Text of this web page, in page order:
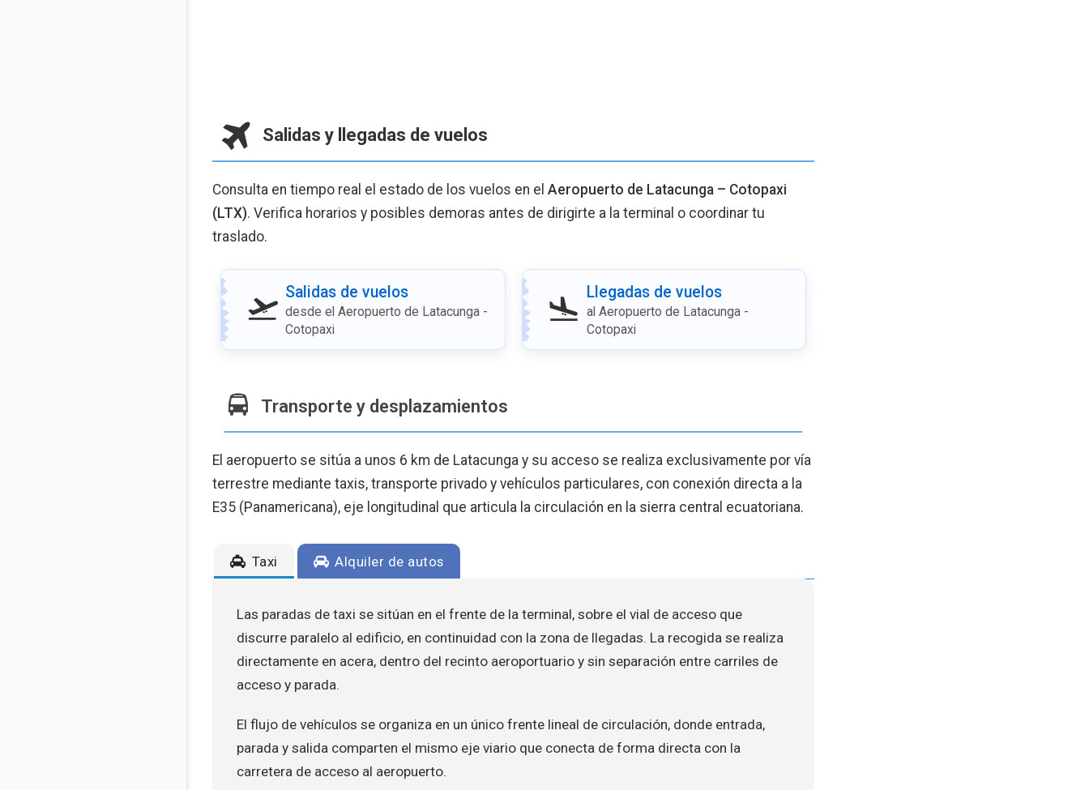
Salidas y llegadas de vuelos
Consulta en tiempo real el estado de los vuelos en el Aeropuerto de Latacunga – Cotopaxi
(LTX). Verifica horarios y posibles demoras antes de dirigirte a la terminal o coordinar tu
traslado.
Salidas de vuelos
desde el Aeropuerto de Latacunga -
Cotopaxi
Llegadas de vuelos
al Aeropuerto de Latacunga -
Cotopaxi
Transporte y desplazamientos
El aeropuerto se sitúa a unos 6 km de Latacunga y su acceso se realiza exclusivamente por vía
terrestre mediante taxis, transporte privado y vehículos particulares, con conexión directa a la
E35 (Panamericana), eje longitudinal que articula la circulación en la sierra central ecuatoriana.
Taxi Alquiler de autos
Las paradas de taxi se sitúan en el frente de la terminal, sobre el vial de acceso que
discurre paralelo al edificio, en continuidad con la zona de llegadas. La recogida se realiza
directamente en acera, dentro del recinto aeroportuario y sin separación entre carriles de
acceso y parada.
El flujo de vehículos se organiza en un único frente lineal de circulación, donde entrada,
parada y salida comparten el mismo eje viario que conecta de forma directa con la
carretera de acceso al aeropuerto.